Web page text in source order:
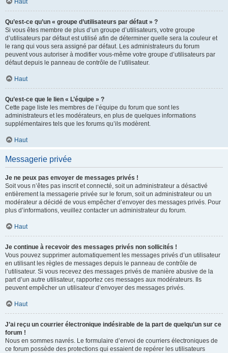
Haut
Qu’est-ce qu’un « groupe d’utilisateurs par défaut » ?
Si vous êtes membre de plus d’un groupe d’utilisateurs, votre groupe
d’utilisateurs par défaut est utilisé afin de déterminer quelle sera la couleur et
le rang qui vous sera assigné par défaut. Les administrateurs du forum
peuvent vous autoriser à modifier vous-même votre groupe d’utilisateurs par
défaut depuis le panneau de contrôle de l’utilisateur.
Haut
Qu’est-ce que le lien « L’équipe » ?
Cette page liste les membres de l’équipe du forum que sont les
administrateurs et les modérateurs, en plus de quelques informations
supplémentaires tels que les forums qu’ils modèrent.
Haut
Messagerie privée
Je ne peux pas envoyer de messages privés !
Soit vous n’êtes pas inscrit et connecté, soit un administrateur a désactivé
entièrement la messagerie privée sur le forum, soit un administrateur ou un
modérateur a décidé de vous empêcher d’envoyer des messages privés. Pour
plus d’informations, veuillez contacter un administrateur du forum.
Haut
Je continue à recevoir des messages privés non sollicités !
Vous pouvez supprimer automatiquement les messages privés d’un utilisateur
en utilisant les règles de messages depuis le panneau de contrôle de
l’utilisateur. Si vous recevez des messages privés de manière abusive de la
part d’un autre utilisateur, rapportez ces messages aux modérateurs. Ils
peuvent empêcher un utilisateur d’envoyer des messages privés.
Haut
J’ai reçu un courrier électronique indésirable de la part de quelqu’un sur ce
forum !
Nous en sommes navrés. Le formulaire d’envoi de courriers électroniques de
ce forum possède des protections qui essaient de repérer les utilisateurs